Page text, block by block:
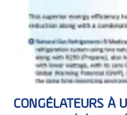
CONGÉLATEURS À